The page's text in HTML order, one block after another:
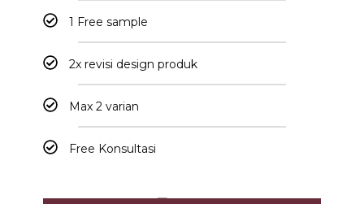
1 Free sample
2x revisi design produk
Max 2 varian
Free Konsultasi